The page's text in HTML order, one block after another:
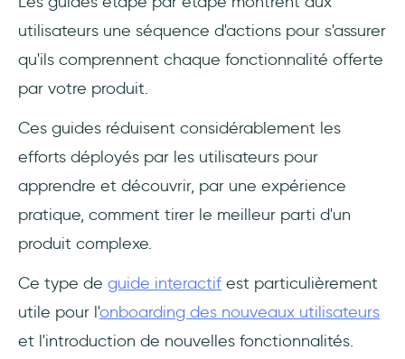
utilisateurs une séquence d'actions pour s'assurer
qu'ils comprennent chaque fonctionnalité offerte
par votre produit.
Ces guides réduisent considérablement les
efforts déployés par les utilisateurs pour
apprendre et découvrir, par une expérience
pratique, comment tirer le meilleur parti d'un
produit complexe.
Ce type de guide interactif est particulièrement
utile pour l'onboarding des nouveaux utilisateurs
et l'introduction de nouvelles fonctionnalités.